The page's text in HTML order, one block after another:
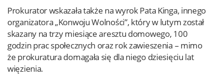
Prokurator wskazała także na wyrok Pata Kinga, innego
organizatora „Konwoju Wolności”, który w lutym został
skazany na trzy miesiące aresztu domowego, 100
godzin prac społecznych oraz rok zawieszenia – mimo
że prokuratura domagała się dla niego dziesięciu lat
więzienia.